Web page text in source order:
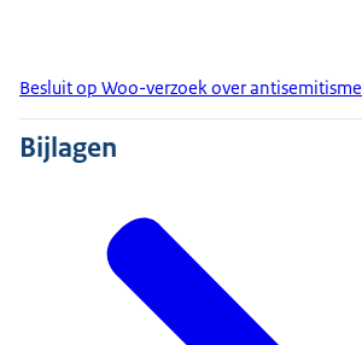
Besluit op Woo-verzoek over antisemitisme
Bijlagen